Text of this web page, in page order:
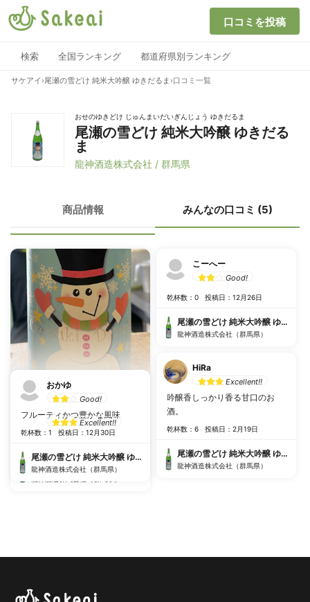
口コミを投稿
検索 全国ランキング 都道府県別ランキング
サケアイ ›尾瀬の雪どけ 純米大吟醸 ゆきだるま ›口コミ一覧
おせのゆきどけ じゅんまいだいぎんじょう ゆきだるま
尾瀬の雪どけ 純米大吟醸 ゆきだる
ま
龍神酒造株式会社 / 群馬県
商品情報 みんなの口コミ (5)
Excellent!!
こーへー
Good!
乾杯数：0 投稿日：12月26日
尾瀬の雪どけ 純米大吟醸 ゆきだるま
龍神酒造株式会社（群馬県）
HiRa
Excellent!!
吟醸香しっかり香る甘口のお
酒。
乾杯数：6 投稿日：2月19日
尾瀬の雪どけ 純米大吟醸 ゆきだるま
龍神酒造株式会社（群馬県）
おかゆ
Good!
フルーティかつ豊かな風味
乾杯数：1 投稿日：12月30日
尾瀬の雪どけ 純米大吟醸 ゆきだるま
龍神酒造株式会社（群馬県）